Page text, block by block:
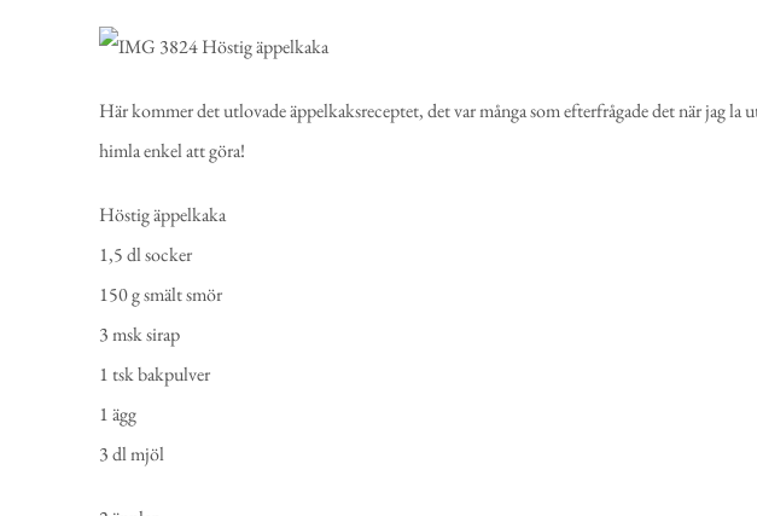
Här kommer det utlovade äppelkaksreceptet, det var många som efterfrågade det när jag la
himla enkel att göra!
Höstig äppelkaka
1,5 dl socker
150 g smält smör
3 msk sirap
1 tsk bakpulver
1 ägg
3 dl mjöl